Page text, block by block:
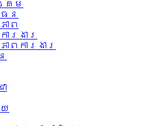
គម
ធន
ាព
រងារ
ពការងារ